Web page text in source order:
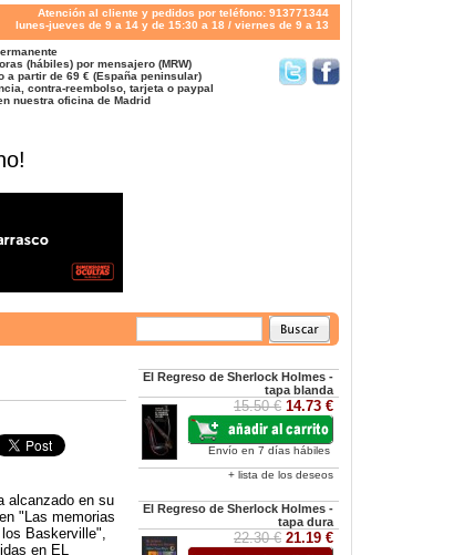
Atención al cliente y pedidos por teléfono: 913771344
lunes-jueves de 9 a 14 y de 15:30 a 18 / viernes de 9 a 13
(hábiles) por mensajero (MRW)
a partir de 69 € (España peninsular)
contra-reembolso, tarjeta o paypal
nuestra oficina de Madrid
alcanzado en su
"Las memorias
Baskerville",
en EL
El Regreso de Sherlock Holmes -
tapa blanda
15.50 € 14.73 €
Envío en 7 días hábiles
+ lista de los deseos
El Regreso de Sherlock Holmes -
tapa dura
22.30 € 21.19 €